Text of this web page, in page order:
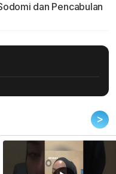
dan Pencabulan
>